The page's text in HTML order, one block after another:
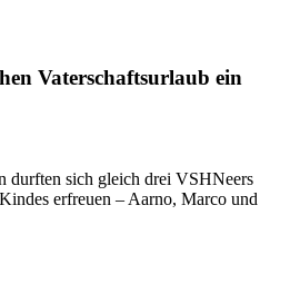
Vaterschaftsurlaub ein
durften sich gleich drei VSHNeers
erfreuen – Aarno, Marco und